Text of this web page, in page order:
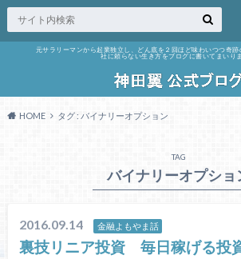
元サラリーマンから起業独立し、どん底を２回ほど味わいつつ奇
社に頼らない生き方をブログに書いてまいりま
HOME タグ : バイナリーオプション
TAG
バイナリーオプショ
2016.09.14 金融よもやま話
裏技リニア投資 毎日稼げる投